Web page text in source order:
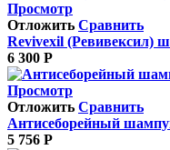
Просмотр
Отложить Сравнить
Revivexil (Ревивексил)
6 300 Р
Просмотр
Отложить Сравнить
Антисеборейный
5 756 Р